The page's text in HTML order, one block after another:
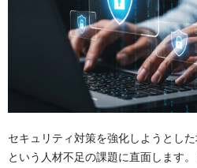
サプライチェーンセキュリティ
IoTプロダクトセキュリティ
カタログダウンロード
セキュリティ対策を強化しようとし
という人材不足の課題に直面します。